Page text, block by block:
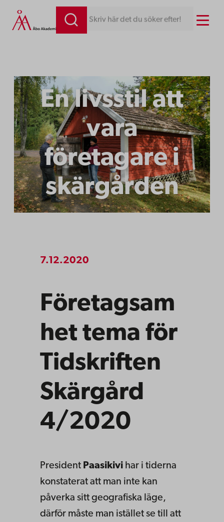
Hoppa
till
Skriv här det du söker efter! Menu
En livsstil att
vara
företagare i
skärgården
7.12.2020
Företagsam
het tema för
Tidskriften
Skärgård
4/2020
President Paasikivi har i tiderna
konstaterat att man inte kan
påverka sitt geografiska läge,
därför måste man istället se till att